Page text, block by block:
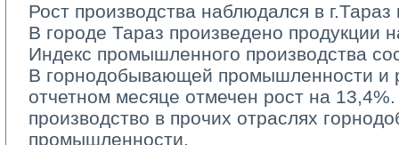
Рост производства наблюдался в
В городе Тараз произведено продукции
Индекс промышленного производства
В горнодобывающей промышленности и
отчетном месяце отмечен рост на
производство в прочих отраслях
промышленности.